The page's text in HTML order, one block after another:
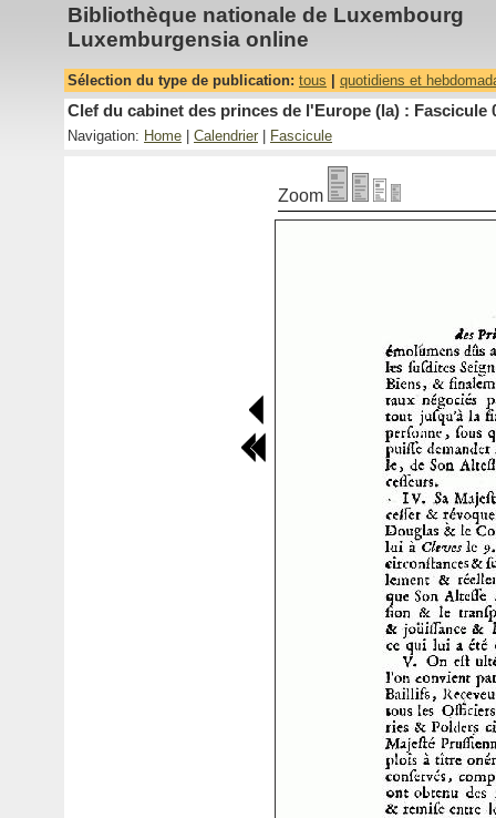
Bibliothèque nationale de Luxembourg
Luxemburgensia online
Sélection du type de publication: tous quotidiens et
Clef du cabinet des princes de l'Europe (la) : Fascicule
Navigation: Home Calendrier Fascicule
Zoom